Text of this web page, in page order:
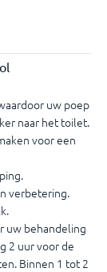
uw poep
naar het toilet.
voor een
verbetering.
uw behandeling
2 uur voor de
Binnen 1 tot 2